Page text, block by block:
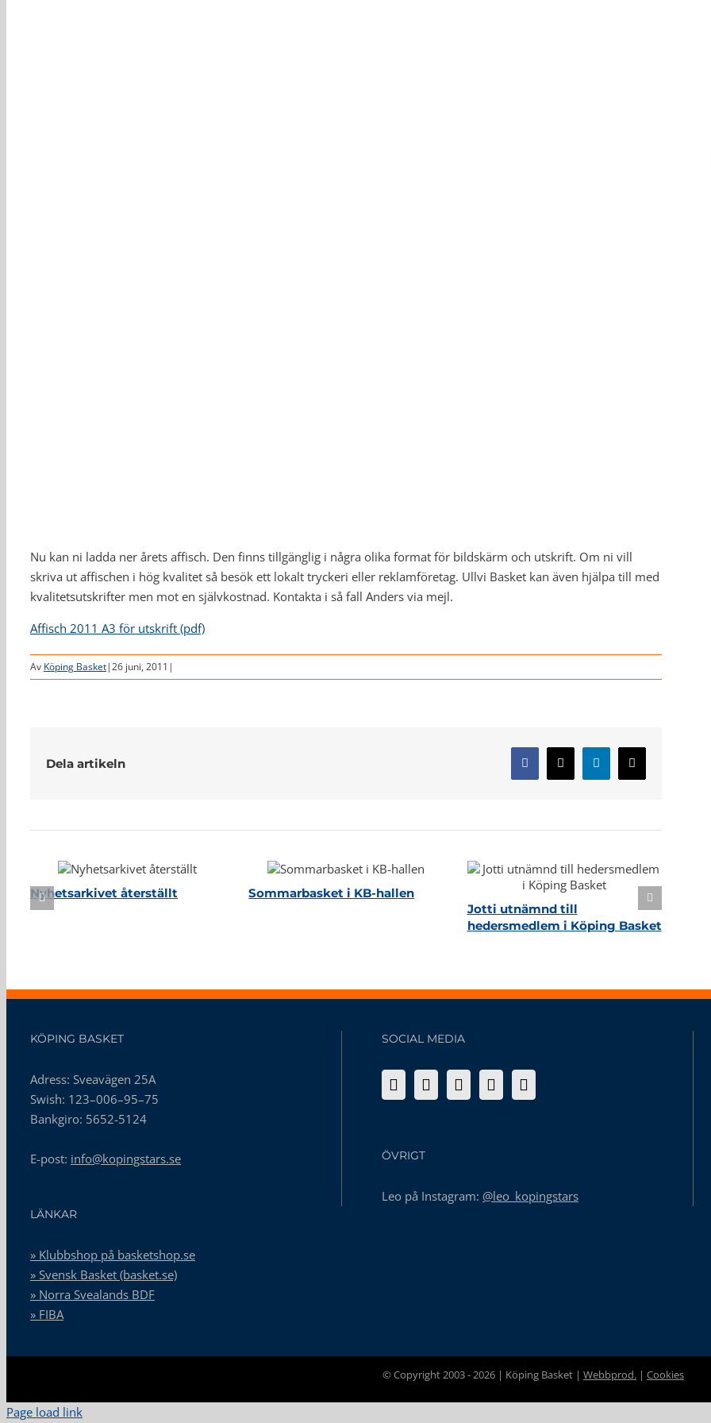
Nu kan ni ladda ner årets affisch. Den finns tillgänglig i några olika format för bildskärm och utskrift. Om ni vill
skriva ut affischen i hög kvalitet så besök ett lokalt tryckeri eller reklamföretag. Ullvi Basket kan även hjälpa till med
kvalitetsutskrifter men mot en självkostnad. Kontakta i så fall Anders via mejl.
Affisch 2011 A3 för utskrift (pdf)
Av Köping Basket|26 juni, 2011 |
Dela artikeln Facebook
X LinkedIn
E-
post
Nyhetsarkivet återställt
Sommarbasket i KB-hallen
Jotti utnämnd till
hedersmedlem i Köping Basket
KÖPING BASKET
Adress: Sveavägen 25A
Swish: 123–006–95–75
Bankgiro: 5652-5124
E-post: info@kopingstars.se
SOCIAL MEDIA
ÖVRIGT
Leo på Instagram: @leo_kopingstars
LÄNKAR
» Klubbshop på basketshop.se
» Svensk Basket (basket.se)
» Norra Svealands BDF
» FIBA
© Copyright 2003 -2026 | Köping Basket | Webbprod. | Cookies
Page load link